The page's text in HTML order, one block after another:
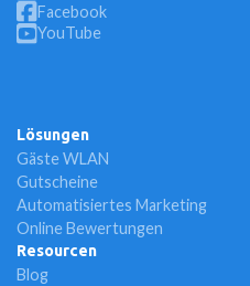
Facebook
YouTube
Lösungen
Gäste WLAN
Gutscheine
Automatisiertes Marketing
Online Bewertungen
Resourcen
Blog